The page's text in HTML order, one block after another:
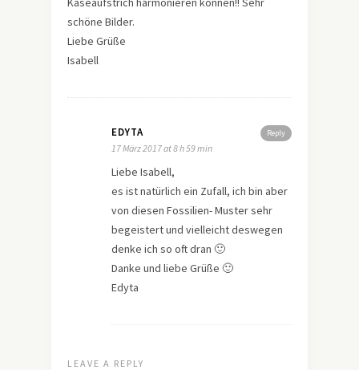
schöne Bilder.
Liebe Grüße
Isabell
Reply
EDYTA
17 März 2017 at 8 h 59 min
Liebe Isabell,
es ist natürlich ein Zufall, ich bin aber
von diesen Fossilien- Muster sehr
begeistert und vielleicht deswegen
denke ich so oft dran 🙂
Danke und liebe Grüße 🙂
Edyta
LEAVE A REPLY